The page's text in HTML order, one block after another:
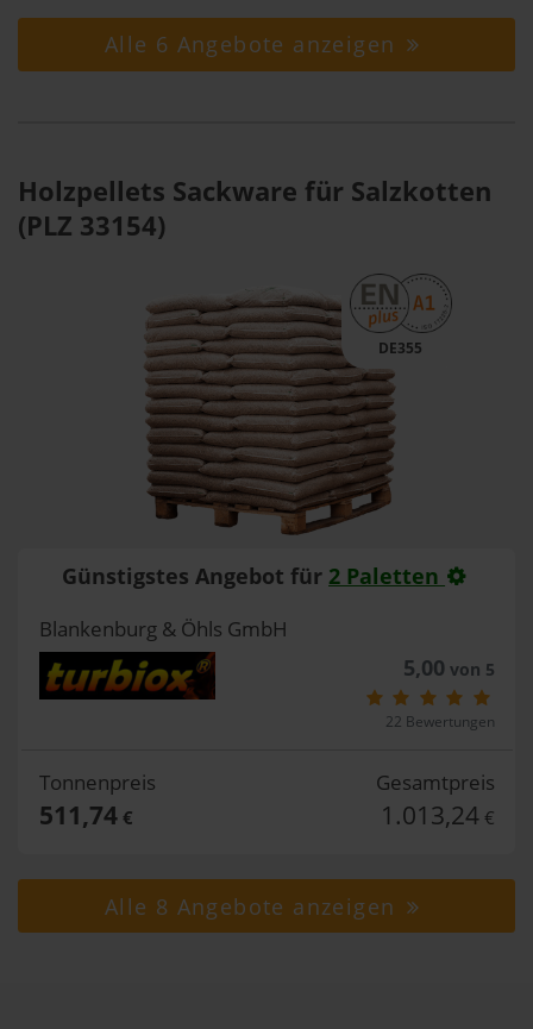
Alle 6 Angebote anzeigen
Holzpellets Sackware für Salzkotten
(PLZ 33154)
DE355
Günstigstes Angebot für 2 Paletten
Blankenburg & Öhls GmbH
5,00 von 5
22 Bewertungen
Tonnenpreis
511,74€
Gesamtpreis
1.013,24 €
Alle 8 Angebote anzeigen